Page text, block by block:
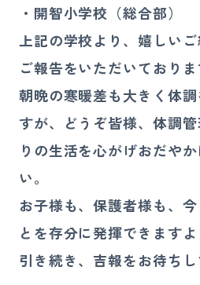
お電話080-
受付時間 10:00〜21:00
お問い
・開智小学校（総合部）
上記の学校より、嬉しい
ご報告をいただいておりま
朝晩の寒暖差も大きく体
すが、どうぞ皆様、体調
りの生活を心がげおだや
い。
お子様も、保護者様も、
とを存分に発揮できますよ
引き続き、吉報をお待ちし